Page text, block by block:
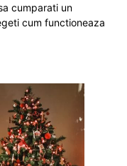
cumparati un
cum functioneaza